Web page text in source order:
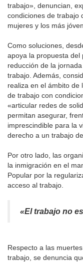
trabajo», denuncian,
condiciones de trabajo
mujeres y los más
Como soluciones,
apoya la propuesta del
reducción de la
trabajo. Además,
realiza en el ámbito de
de trabajo con
«articular redes de
permitan asegurar,
imprescindible para la
derecho a un trabajo
Por otro lado, las
la inmigración en el
Popular por la
acceso al trabajo.
«El trabajo no
Respecto a las
trabajo, se denuncia